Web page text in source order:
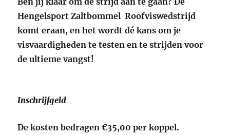
Hengelsport Zaltbommel Roofviswedstrijd
komt eraan, en het wordt dé kans om je
visvaardigheden te testen en te strijden voor
de ultieme vangst!
Inschrijfgeld
De kosten bedragen €35,00 per koppel.